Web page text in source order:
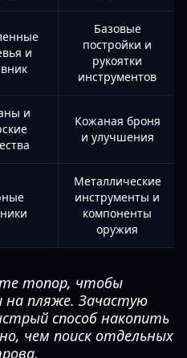
и
Базовые
постройки и
рукоятки
инструментов
и
Кожаная броня
и улучшения
Металлические
инструменты и
компоненты
оружия
топор, чтобы
на пляже. Зачастую
способ накопить
чем поиск отдельных